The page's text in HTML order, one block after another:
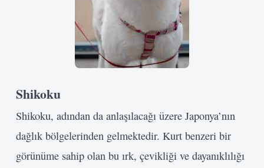
Shikoku
Shikoku, adından da anlaşılacağı üzere Japonya’nın
dağlık bölgelerinden gelmektedir. Kurt benzeri bir
görünüme sahip olan bu ırk, çevikliği ve dayanıklılığı